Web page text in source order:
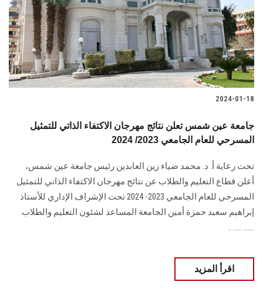
2024-01-18
جامعة عين شمس تعلن نتائج مهرجان الاكتفاء الذاتي للتمثيل
المسرحي للعام الجامعي 2023/ 2024
تحت رعاية أ. د. محمد ضياء زين العابدين رئيس جامعة عين شمس،
أعلن قطاع التعليم ‏والطلاب عن نتائج مهرجان الاكتفاء الذاتي للتمثيل
المسرحي للعام الجامعي 2023- 2024 ‏تحت الإشراف الإداري للأستاذ
اقرأ المزيد